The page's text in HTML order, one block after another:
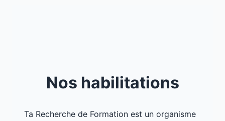
Nos habilitations
Ta Recherche de Formation est un organisme